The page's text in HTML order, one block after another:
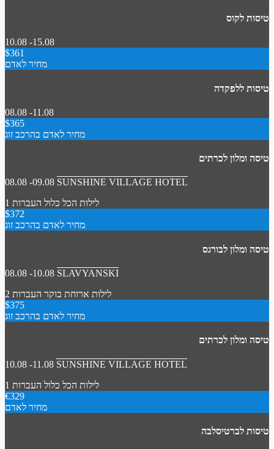
טיסות לקוס
10.08 -15.08
$361
מחיר לאדם
טיסות ללפקדה
08.08 -11.08
$365
מחיר לאדם בהרכב זוג
טיסה ומלון לכרתים
08.08 -09.08 SUNSHINE VILLAGE HOTEL
1 לילות הכל כלול העברות
$372
מחיר לאדם בהרכב זוג
טיסה ומלון לבורגס
08.08 -10.08 SLAVYANSKI
2 לילות ארוחת בוקר העברות
$375
מחיר לאדם בהרכב זוג
טיסה ומלון לכרתים
10.08 -11.08 SUNSHINE VILLAGE HOTEL
1 לילות הכל כלול העברות
€329
מחיר לאדם
טיסות לברטיסלבה